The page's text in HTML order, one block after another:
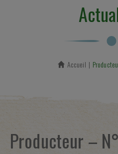
Accueil En cours :
Producteur –